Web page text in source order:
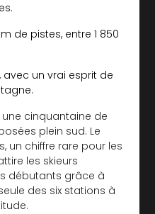
de pistes, entre 1 850
avec un vrai esprit de
cinquantaine de
plein sud. Le
un chiffre rare pour les
les skieurs
débutants grâce à
des six stations à